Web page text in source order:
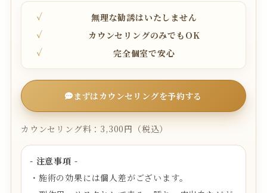
無理な勧誘はいたしません
カウンセリングのみでもOK
完全個室で安心
まずはカウンセリングを予約する
カウンセリング料：3,300円（税込）
- 注意事項 -
・施術の効果には個人差がございます。